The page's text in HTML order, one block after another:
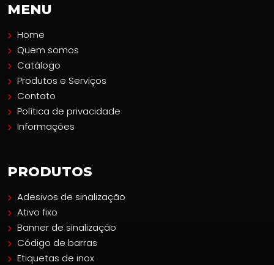
MENU
Home
Quem somos
Catálogo
Produtos e Serviços
Contato
Política de privacidade
Informações
PRODUTOS
Adesivos de sinalização
Ativo fixo
Banner de sinalização
Código de barras
Etiquetas de inox